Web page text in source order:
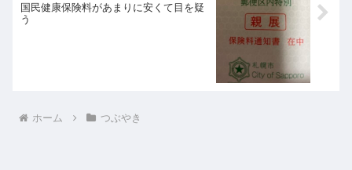
国民健康保険料があまりに安くて目を疑
う
ホーム つぶやき